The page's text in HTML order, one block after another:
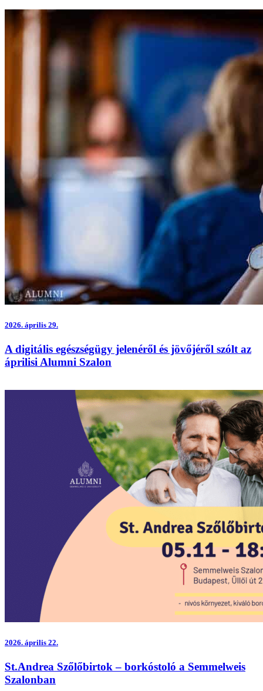
2026. április 29.
A digitális egészségügy jelenéről és jövőjéről szólt az
áprilisi Alumni Szalon
2026. április 22.
St.Andrea Szőlőbirtok – borkóstoló a Semmelweis
Szalonban